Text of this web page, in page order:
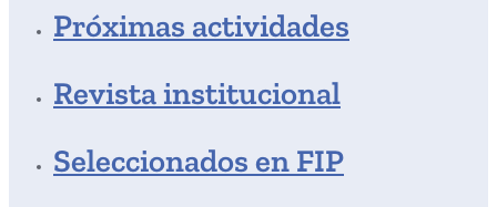
Próximas actividades
Revista institucional
Seleccionados en FIP